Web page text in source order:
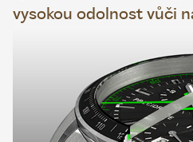
vysokou odolnost vůči